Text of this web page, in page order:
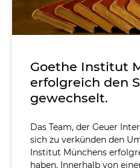
Goethe Institut
erfolgreich den
gewechselt.
Das Team, der Geuer
sich zu verkünden den
Institut Münchens
haben. Innerhalb von